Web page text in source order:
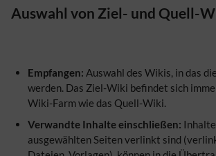
Auswahl von Ziel- und Quell-
Empfangen: Auswahl des Wikis, in das
werden. Das Ziel-Wiki befindet sich
Wiki-Farm wie das Quell-Wiki.
Verwandte Inhalte einschließen:
ausgewählten Seiten verlinkt sind